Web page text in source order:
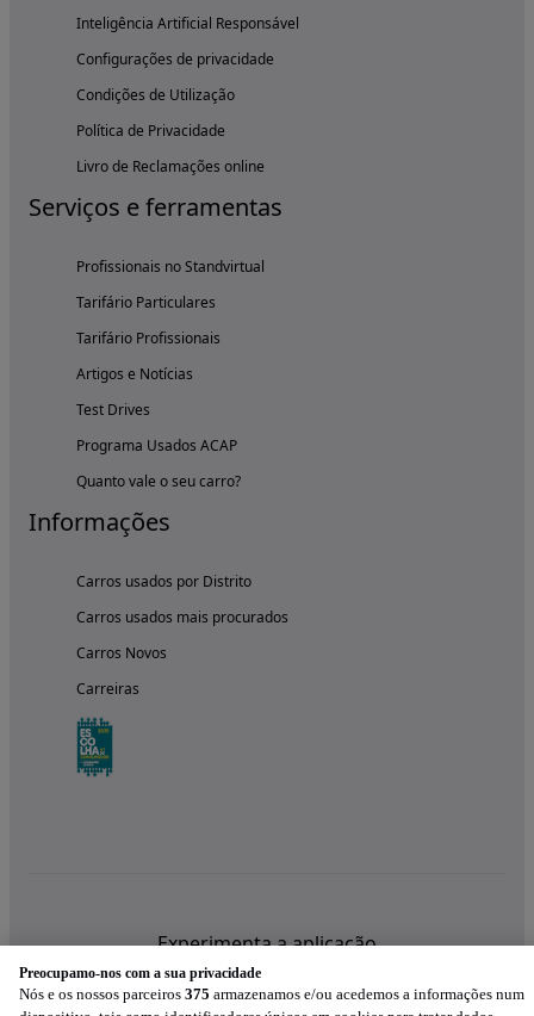
Inteligência Artificial Responsável
Configurações de privacidade
Condições de Utilização
Política de Privacidade
Livro de Reclamações online
Serviços e ferramentas
Profissionais no Standvirtual
Tarifário Particulares
Tarifário Profissionais
Artigos e Notícias
Test Drives
Programa Usados ACAP
Quanto vale o seu carro?
Informações
Carros usados por Distrito
Carros usados mais procurados
Carros Novos
Carreiras
Experimenta a aplicação
Preocupamo-nos com a sua privacidade
Nós e os nossos parceiros 375 armazenamos e/ou acedemos a informações num